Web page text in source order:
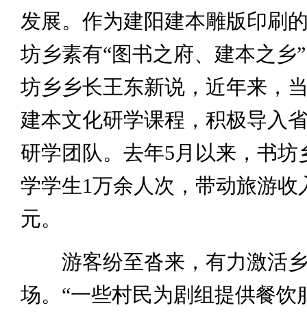
发展。作为建阳建本雕版印刷
坊乡素有“图书之府、建本之乡
坊乡乡长王东新说，近年来，
建本文化研学课程，积极导入
研学团队。去年5月以来，书坊
学学生1万余人次，带动旅游收
元。
游客纷至沓来，有力激活乡
场。“一些村民为剧组提供餐饮